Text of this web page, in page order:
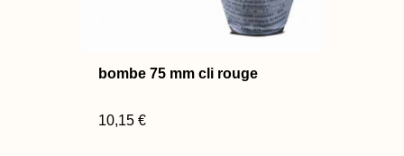
bombe 75 mm cli rouge
10,15 €